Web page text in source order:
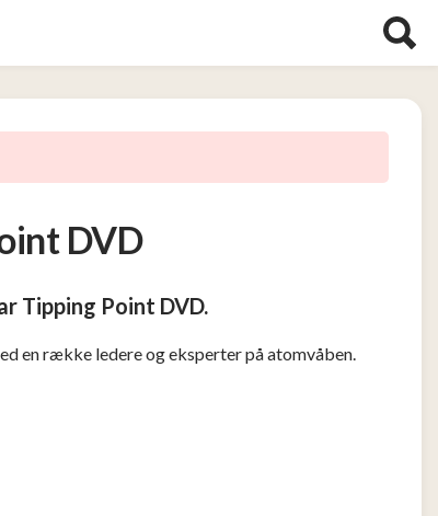
DVD
Tipping Point DVD.
en række ledere og eksperter på atomvåben.